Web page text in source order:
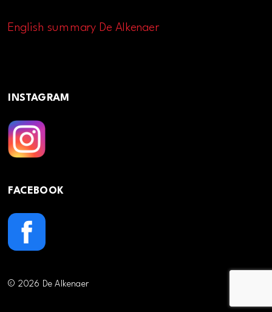
English summary De Alkenaer
INSTAGRAM
FACEBOOK
© 2026 De Alkenaer